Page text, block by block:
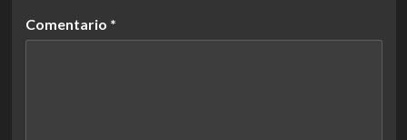
Comentario *